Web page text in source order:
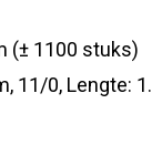
(± 1100 stuks)
11/0, Lengte: